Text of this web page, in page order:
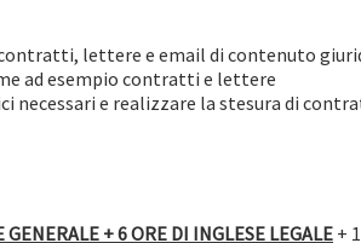
lettere e email di contenuto
ad esempio contratti e lettere
e realizzare la stesura di
GENERALE + 6 ORE DI INGLESE LEGALE +